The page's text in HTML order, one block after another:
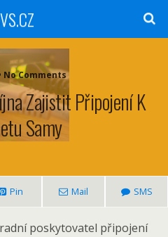
4.10.2007 • No Comments
Zajistit Připojení K
Samy
Pin Mail SMS
poskytovatel připojení